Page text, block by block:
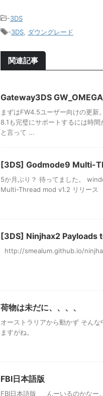
-3DS
-3DS ダウングレード
関連記事
Gateway3DS
まずはFW4.5ユーザー向けの更
8.1も完璧にサポートするには時
と言って ...
[3DS] Godmode9 Multi-
5か月ぶり？ 待ってました。
Multi-Thread mod v1.2 リリー
[3DS] Ninjhax2 Payloads
http://smealum.github.io/
荷物は未だに、、、、
オーストラリアから動かず そん
ますがね。
FBI日本語版
FBI日本語版 んーいるのかなー